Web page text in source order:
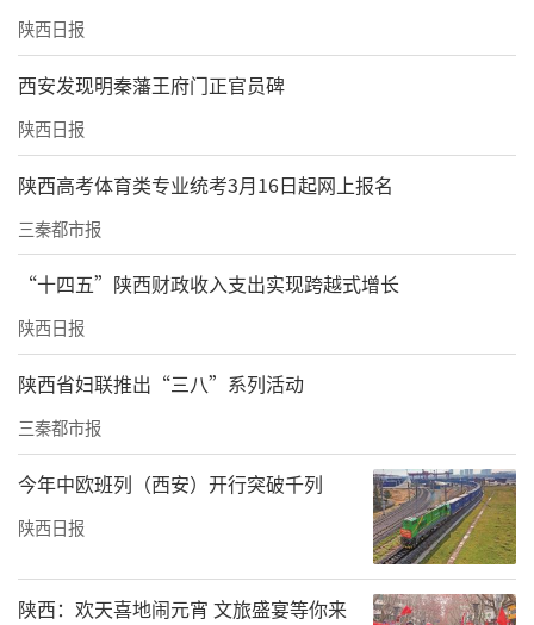
陕西日报
西安发现明秦藩王府门正官员碑
陕西日报
陕西高考体育类专业统考3月16日起网上报名
三秦都市报
“十四五”陕西财政收入支出实现跨越式增长
陕西日报
陕西省妇联推出“三八”系列活动
三秦都市报
今年中欧班列（西安）开行突破千列
陕西日报
陕西：欢天喜地闹元宵 文旅盛宴等你来